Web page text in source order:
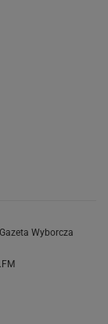
Gazeta Wyborcza